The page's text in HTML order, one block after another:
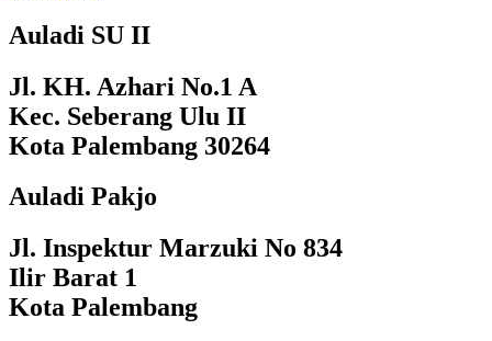
Auladi SU II
Jl. KH. Azhari No.1 A
Kec. Seberang Ulu II
Kota Palembang 30264
Auladi Pakjo
Jl. Inspektur Marzuki No 834
Ilir Barat 1
Kota Palembang